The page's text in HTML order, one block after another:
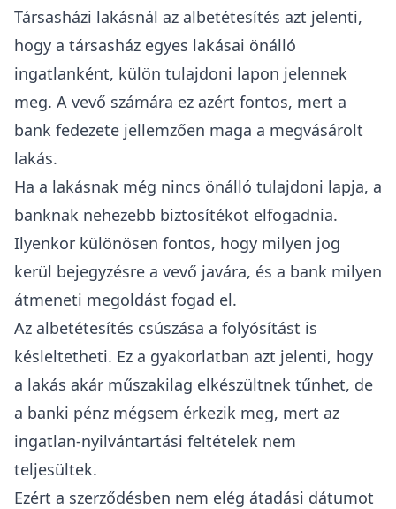
Társasházi lakásnál az albetétesítés azt jelenti,
hogy a társasház egyes lakásai önálló
ingatlanként, külön tulajdoni lapon jelennek
meg. A vevő számára ez azért fontos, mert a
bank fedezete jellemzően maga a megvásárolt
lakás.
Ha a lakásnak még nincs önálló tulajdoni lapja, a
banknak nehezebb biztosítékot elfogadnia.
Ilyenkor különösen fontos, hogy milyen jog
kerül bejegyzésre a vevő javára, és a bank milyen
átmeneti megoldást fogad el.
Az albetétesítés csúszása a folyósítást is
késleltetheti. Ez a gyakorlatban azt jelenti, hogy
a lakás akár műszakilag elkészültnek tűnhet, de
a banki pénz mégsem érkezik meg, mert az
ingatlan-nyilvántartási feltételek nem
teljesültek.
Ezért a szerződésben nem elég átadási dátumot